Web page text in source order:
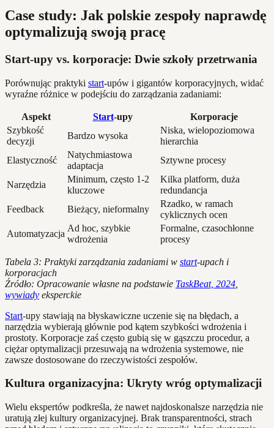
Case study: Jak polskie zespoły naprawdę
optymalizują swoją pracę
Start-upy vs. korporacje: Dwie szkoły przetrwania
Porównując praktyki start-upów i gigantów korporacyjnych, widać
wyraźne różnice w podejściu do zarządzania zadaniami:
Aspekt Start-upy
Korporacje
Szybkość
decyzji
Bardzo wysoka
Niska, wielopoziomowa
hierarchia
Elastyczność
Natychmiastowa
adaptacja
Sztywne procesy
Narzędzia
Minimum, często 1-2
kluczowe
Kilka platform, duża
redundancja
Feedback
Bieżący, nieformalny
Rzadko, w ramach
cyklicznych ocen
Automatyzacja
Ad hoc, szybkie
wdrożenia
Formalne, czasochłonne
procesy
Tabela 3: Praktyki zarządzania zadaniami w start-upach i
korporacjach
Źródło: Opracowanie własne na podstawie TaskBeat, 2024
wywiady eksperckie
Start-upy stawiają na błyskawiczne uczenie się na błędach, a
narzędzia wybierają głównie pod kątem szybkości wdrożenia i
prostoty. Korporacje zaś często gubią się w gąszczu procedur, a
ciężar optymalizacji przesuwają na wdrożenia systemowe, nie
zawsze dostosowane do rzeczywistości zespołów.
Kultura organizacyjna: Ukryty wróg optymalizacji
Wielu ekspertów podkreśla, że nawet najdoskonalsze narzędzia nie
uratują złej kultury organizacyjnej. Brak transparentności, strach